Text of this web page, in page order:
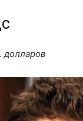
долларов